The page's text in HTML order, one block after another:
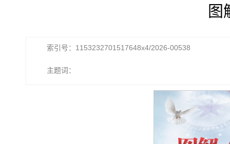
图
索引号：1153232701517648x4/2026-00538
主题词：